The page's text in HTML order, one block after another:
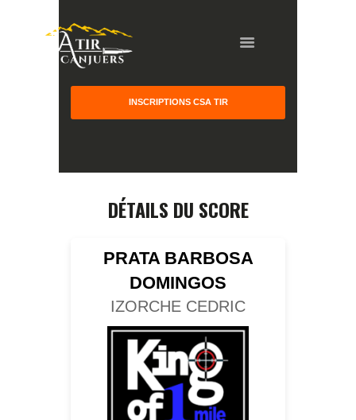
INSCRIPTIONS CSA TIR
GALLERY
COMPETITION
TEAM CANJUERS
DÉTAILS DU SCORE
PRATA BARBOSA
DOMINGOS
IZORCHE CEDRIC